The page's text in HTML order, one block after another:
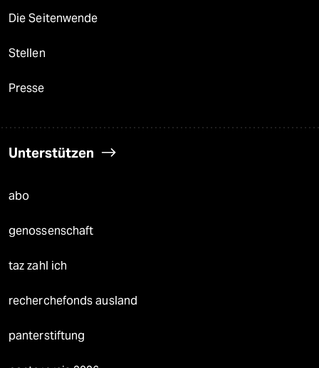
Die Seitenwende
Stellen
Presse
Unterstützen
abo
genossenschaft
taz zahl ich
recherchefonds ausland
panterstiftung